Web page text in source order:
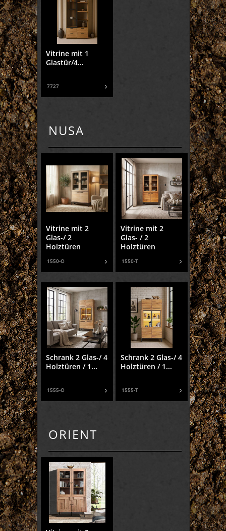
Vitrine mit 1
Glastür/4...
7727
NUSA
Vitrine mit 2
Glas-/ 2
Holztüren
1550-O
Vitrine mit 2
Glas- / 2
Holztüren
1550-T
Schrank 2 Glas-/ 4
Holztüren / 1...
1555-O
Schrank 2 Glas-/ 4
Holztüren / 1...
1555-T
ORIENT